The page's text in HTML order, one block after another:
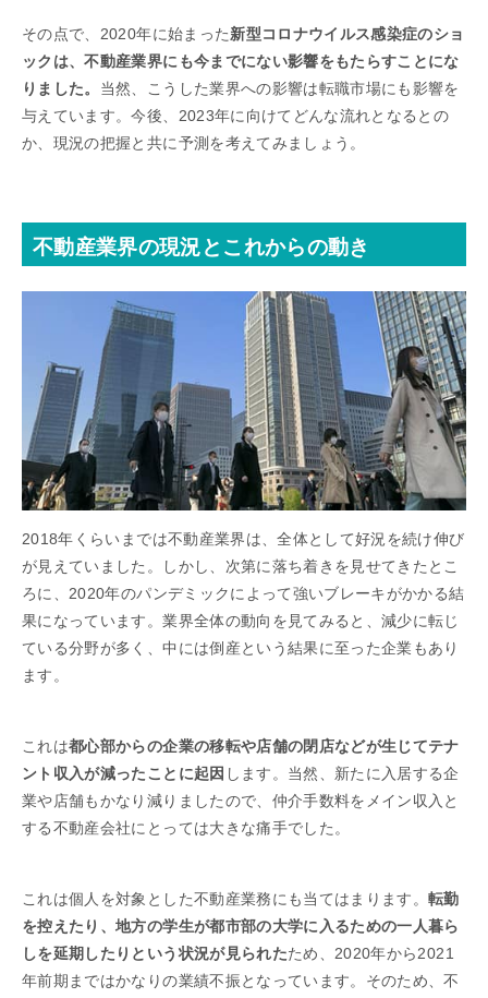
その点で、2020年に始まった新型コロナウイルス感染症のショ
ックは、不動産業界にも今までにない影響をもたらすことにな
りました。 当然、こうした業界への影響は転職市場にも影響を
与えています。今後、2023年に向けてどんな流れとなるとの
か、現況の把握と共に予測を考えてみましょう。
不動産業界の現況とこれからの動き
2018年くらいまでは不動産業界は、全体として好況を続け伸び
が見えていました。しかし、次第に落ち着きを見せてきたとこ
ろに、2020年のパンデミックによって強いブレーキがかかる結
果になっています。業界全体の動向を見てみると、減少に転じ
ている分野が多く、中には倒産という結果に至った企業もあり
ます。
これは都心部からの企業の移転や店舗の閉店などが生じてテナ
ント収入が減ったことに起因 します。当然、新たに入居する企
業や店舗もかなり減りましたので、仲介手数料をメイン収入と
する不動産会社にとっては大きな痛手でした。
これは個人を対象とした不動産業務にも当てはまります。転勤
を控えたり、地方の学生が都市部の大学に入るための一人暮ら
しを延期したりという状況が見られたため、2020年から2021
年前期まではかなりの業績不振となっています。そのため、不